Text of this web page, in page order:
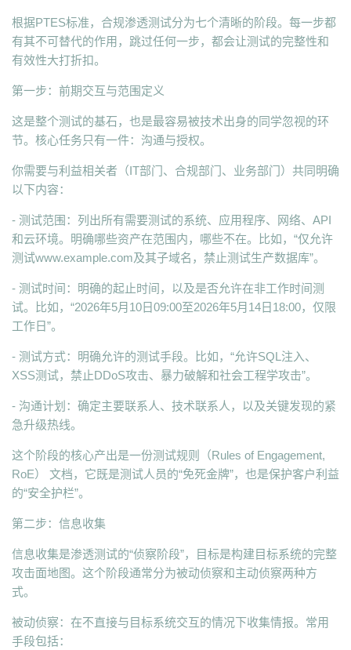
根据PTES标准，合规渗透测试分为七个清晰的阶段。每一步都
有其不可替代的作用，跳过任何一步，都会让测试的完整性和
有效性大打折扣。
第一步：前期交互与范围定义
这是整个测试的基石，也是最容易被技术出身的同学忽视的环
节。核心任务只有一件：沟通与授权。
你需要与利益相关者（IT部门、合规部门、业务部门）共同明确
以下内容：
- 测试范围：列出所有需要测试的系统、应用程序、网络、API
和云环境。明确哪些资产在范围内，哪些不在。比如，“仅允许
测试www.example.com及其子域名，禁止测试生产数据库”。
- 测试时间：明确的起止时间，以及是否允许在非工作时间测
试。比如，“2026年5月10日09:00至2026年5月14日18:00，仅限
工作日”。
- 测试方式：明确允许的测试手段。比如，“允许SQL注入、
XSS测试，禁止DDoS攻击、暴力破解和社会工程学攻击”。
- 沟通计划：确定主要联系人、技术联系人，以及关键发现的紧
急升级热线。
这个阶段的核心产出是一份测试规则（Rules of Engagement,
RoE） 文档，它既是测试人员的“免死金牌”，也是保护客户利益
的“安全护栏”。
第二步：信息收集
信息收集是渗透测试的“侦察阶段”，目标是构建目标系统的完整
攻击面地图。这个阶段通常分为被动侦察和主动侦察两种方
式。
被动侦察：在不直接与目标系统交互的情况下收集情报。常用
手段包括：